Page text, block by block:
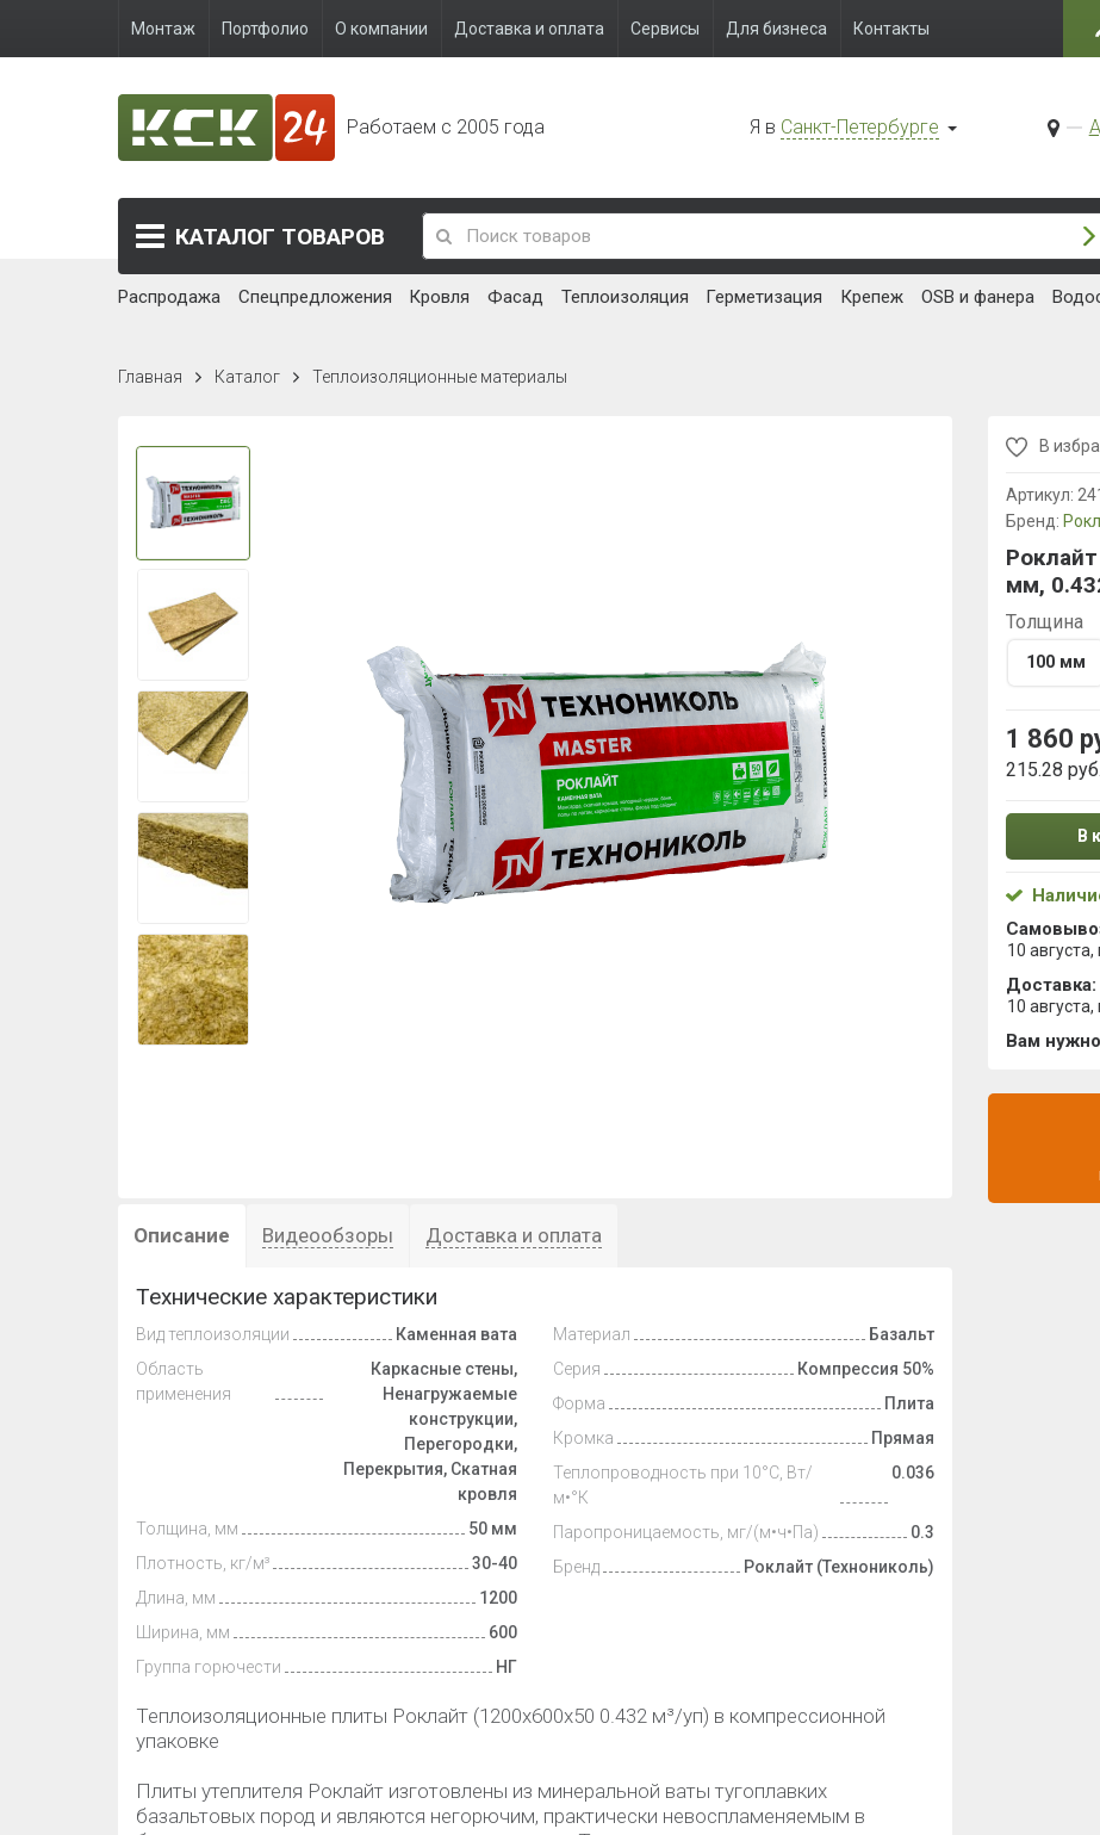
Монтаж Портфолио О компании Доставка и оплата Сервисы Для бизнеса Контакты
Работаем с 2005 года Я в Санкт-Петербурге
КАТАЛОГ ТОВАРОВ
Распродажа Спецпредложения Кровля Фасад Теплоизоляция Герметизация Крепеж OSB и фанера
Главная Каталог Теплоизоляционные материалы
Описание Видеообзоры Доставка и оплата
Технические характеристики
Вид теплоизоляции
Каменная вата
Область
применения
Каркасные стены,
Ненагружаемые
конструкции,
Перегородки,
Перекрытия, Скатная
кровля
Толщина, мм
50 мм
Плотность, кг/м³
30-40
Длина, мм
1200
Ширина, мм
600
Группа горючести
НГ
Материал
Базальт
Серия
Компрессия 50%
Форма
Плита
Кромка
Прямая
Теплопроводность при 10°С, Вт/
м•°К
0.036
Паропроницаемость, мг/(м•ч•Па)
0.3
Бренд
Роклайт (Технониколь)
Теплоизоляционные плиты Роклайт (1200х600х50 0.432 м³/уп) в компрессионной
упаковке
Плиты утеплителя Роклайт изготовлены из минеральной ваты тугоплавких
базальтовых пород и являются негорючим, практически невоспламеняемым в
В
Артикул:
Бренд:
мм,
Толщина
100 мм
1 860
215.28 руб.
В
10
Доставка:
10
Вам